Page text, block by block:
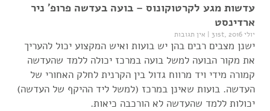
עדשות מגע לקרטוקונוס – בועה בעדשה פרופ' ניר
ארדינסט
יולי 31st, 2016 | אין תגובות
ישנן מצבים רבים בהן יש בועות ואיש המקצוע יכול להעריך
את מקור הבועה למשל בועה במרכז יכולה ללמד שהעדשה
קמורה מידי ויד מרווח גדול בין הקרנית לחלק האחורי של
העדשה. בועות שאינן במרכז (למשל ליד ההיקף של העדשה)
יכולות ללמד שהעדשה לא הורכבה כיאות.